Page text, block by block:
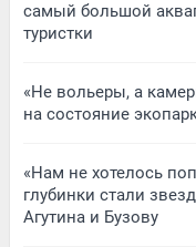
самый большой
туристки
«Не вольеры, а
на состояние
«Нам не хотелось
глубинки стали
Агутина и Бузову